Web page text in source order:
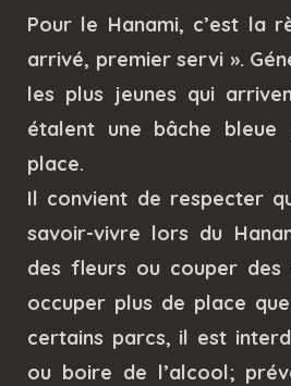
Pour le Hanami, c’est la
arrivé, premier servi ».
les plus jeunes qui
étalent une bâche
place.
Il convient de respecter
savoir-vivre lors du
des fleurs ou couper des
occuper plus de place
certains parcs, il est
ou boire de l’alcool;